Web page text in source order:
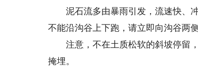
泥石流多由暴雨引发，流速快、冲
不能沿沟谷上下跑，请立即向沟谷两
注意，不在土质松软的斜坡停留，
掩埋。